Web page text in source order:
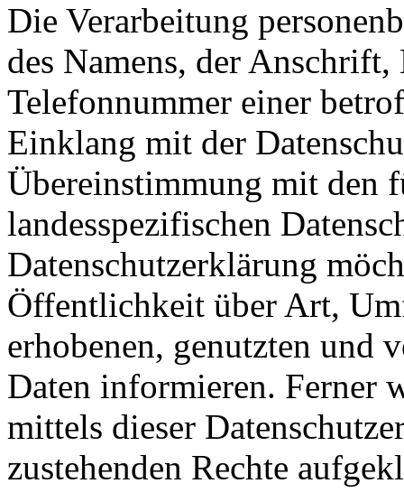
Die Verarbeitung
des Namens, der
Telefonnummer einer
Einklang mit der
Übereinstimmung mit den
landesspezifischen
Datenschutzerklärung
Öffentlichkeit über Art,
erhobenen, genutzten und
Daten informieren. Ferner
mittels dieser
zustehenden Rechte